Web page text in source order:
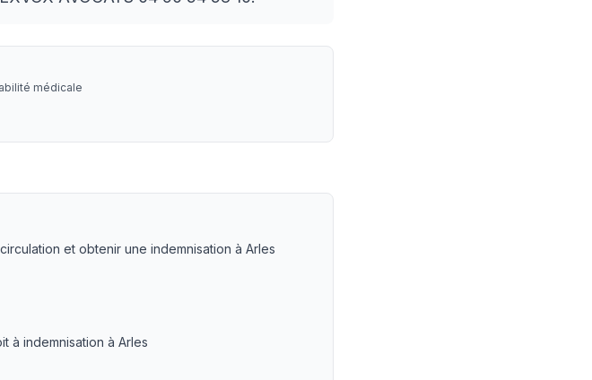
médicale
et obtenir une indemnisation à Arles
à indemnisation à Arles